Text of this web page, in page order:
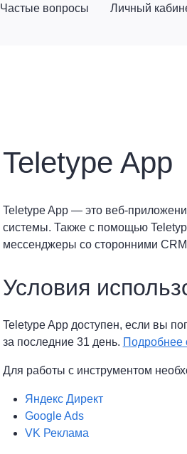
Частые вопросы Личный
Teletype App
Teletype App — это веб-
системы. Также с помощью
мессенджеры со сторонними
Условия
Teletype App доступен, если вы
за последние 31 день. Подробнее
Для работы с инструментом
Яндекс Директ
Google Ads
VK Реклама